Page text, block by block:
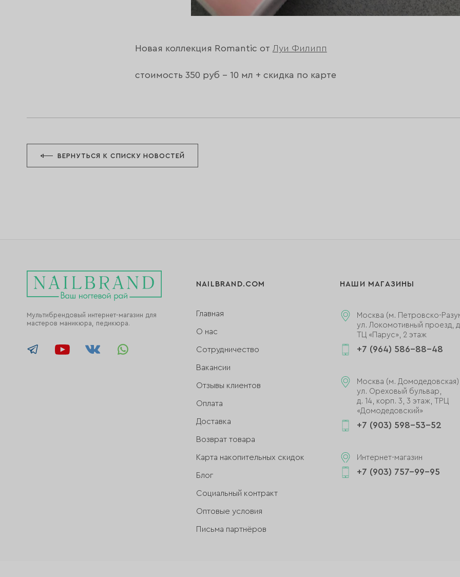
Новая коллекция Romantic от Луи Филипп
стоимость 350 руб - 10 мл + скидка по карте
ВЕРНУТЬСЯ К СПИСКУ НОВОСТЕЙ
Мультибрендовый интернет-магазин для
мастеров маникюра, педикюра.
NAILBRAND.COM
Главная
О нас
Сотрудничество
Вакансии
Отзывы клиентов
Оплата
Доставка
Возврат товара
Карта накопительных скидок
Блог
Социальный контракт
Оптовые условия
Письма партнёров
НАШИ МАГАЗИНЫ
Москва (м. Петровско-
ул. Локомотивный проезд,
ТЦ «Парус», 2 этаж
+7 (964) 586-88-48
Москва (м. Домодедовская)
ул. Ореховый бульвар,
д. 14, корп. 3, 3 этаж, ТРЦ
«Домодедовский»
+7 (903) 598-53-52
Интернет-магазин
+7 (903) 757-99-95